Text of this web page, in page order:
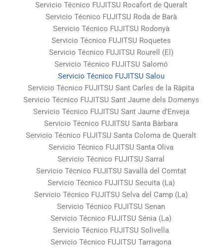
Servicio Técnico FUJITSU Rocafort de Queralt
Servicio Técnico FUJITSU Roda de Barà
Servicio Técnico FUJITSU Rodonyà
Servicio Técnico FUJITSU Roquetes
Servicio Técnico FUJITSU Rourell (El)
Servicio Técnico FUJITSU Salomó
Servicio Técnico FUJITSU Salou
Servicio Técnico FUJITSU Sant Carles de la Ràpita
Servicio Técnico FUJITSU Sant Jaume dels Domenys
Servicio Técnico FUJITSU Sant Jaume d’Enveja
Servicio Técnico FUJITSU Santa Bàrbara
Servicio Técnico FUJITSU Santa Coloma de Queralt
Servicio Técnico FUJITSU Santa Oliva
Servicio Técnico FUJITSU Sarral
Servicio Técnico FUJITSU Savallà del Comtat
Servicio Técnico FUJITSU Secuita (La)
Servicio Técnico FUJITSU Selva del Camp (La)
Servicio Técnico FUJITSU Senan
Servicio Técnico FUJITSU Sénia (La)
Servicio Técnico FUJITSU Solivella
Servicio Técnico FUJITSU Tarragona